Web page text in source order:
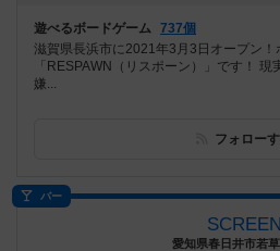
遊べるボードゲーム 737個
滋賀県長浜市に2021年3月3日オープン！
「RESPAWN（リスポーン）」です！
嫌...
フォロー
バー
SCREEN
愛知県春日井市若